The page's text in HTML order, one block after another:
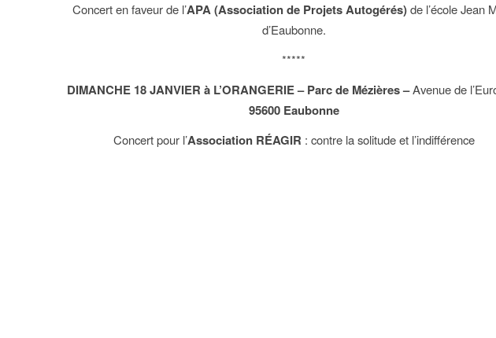
Concert en faveur de l’APA (Association de Projets Autogérés)de l’école Jean
d’Eaubonne.
*****
DIMANCHE 18 JANVIER à L’ORANGERIE – Parc de Mézières –Avenue de
95600 Eaubonne
Concert pour l’Association RÉAGIR : contre la solitude et l’indifférence